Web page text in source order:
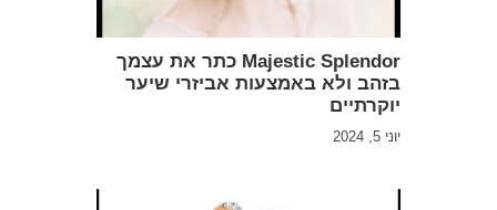
Majestic Splendor כתר את עצמך
בזהב ולא באמצעות אביזרי שיער
יוקרתיים
יוני 5, 2024